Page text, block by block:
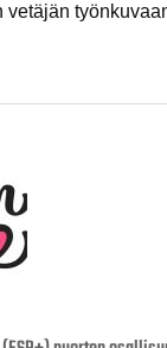
vetäjän